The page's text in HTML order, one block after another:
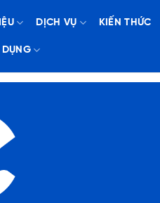
DỊCH VỤ KIẾN THỨC
DỤNG